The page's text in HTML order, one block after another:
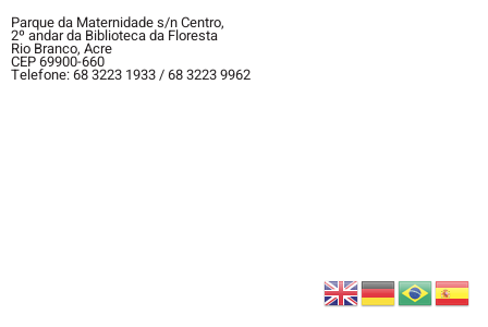
Parque da Maternidade s/n Centro,
2º andar da Biblioteca da Floresta
Rio Branco, Acre
CEP 69900-660
Telefone: 68 3223 1933 / 68 3223 9962